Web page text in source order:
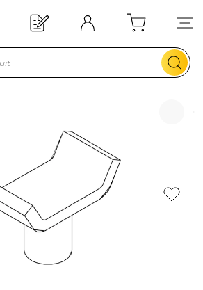
: 20€ offerts !
savoir plus